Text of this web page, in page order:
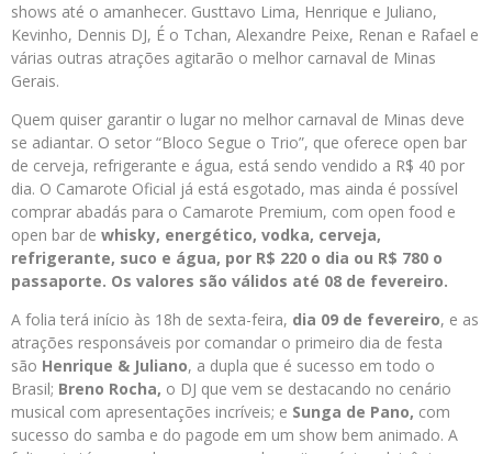
shows até o amanhecer. Gusttavo Lima, Henrique e Juliano,
Kevinho, Dennis DJ, É o Tchan, Alexandre Peixe, Renan e Rafael e
várias outras atrações agitarão o melhor carnaval de Minas
Gerais.
Quem quiser garantir o lugar no melhor carnaval de Minas deve
se adiantar. O setor “Bloco Segue o Trio”, que oferece open bar
de cerveja, refrigerante e água, está sendo vendido a R$ 40 por
dia. O Camarote Oficial já está esgotado, mas ainda é possível
comprar abadás para o Camarote Premium, com open food e
open bar de whisky, energético, vodka, cerveja,
refrigerante, suco e água, por R$ 220 o dia ou R$ 780 o
passaporte. Os valores são válidos até 08 de fevereiro.
A folia terá início às 18h de sexta-feira, dia 09 de fevereiro, e as
atrações responsáveis por comandar o primeiro dia de festa
são Henrique & Juliano, a dupla que é sucesso em todo o
Brasil; Breno Rocha, o DJ que vem se destacando no cenário
musical com apresentações incríveis; e Sunga de Pano, com
sucesso do samba e do pagode em um show bem animado. A